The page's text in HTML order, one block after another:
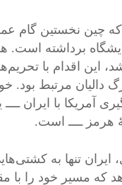
چین نخستین گام
برداشته
این اقدام با
دالیان مرتبط بود.
آمریکا با ایران
هرمز ــــ است.
ایران تنها به
که مسیر خود را با